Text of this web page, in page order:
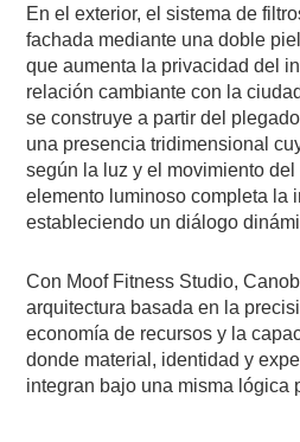
En el exterior, el sistema de
fachada mediante una doble
que aumenta la privacidad del
relación cambiante con la
se construye a partir del
una presencia tridimensional
según la luz y el movimiento del
elemento luminoso completa la
estableciendo un diálogo
Con Moof Fitness Studio,
arquitectura basada en la
economía de recursos y la
donde material, identidad y
integran bajo una misma lógica